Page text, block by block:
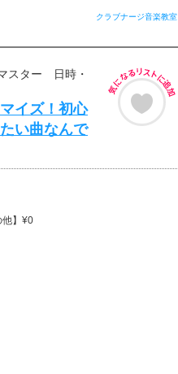
クラブナージ音楽教室
スター 日時・
イズ！初心
い曲なんで
他】¥0